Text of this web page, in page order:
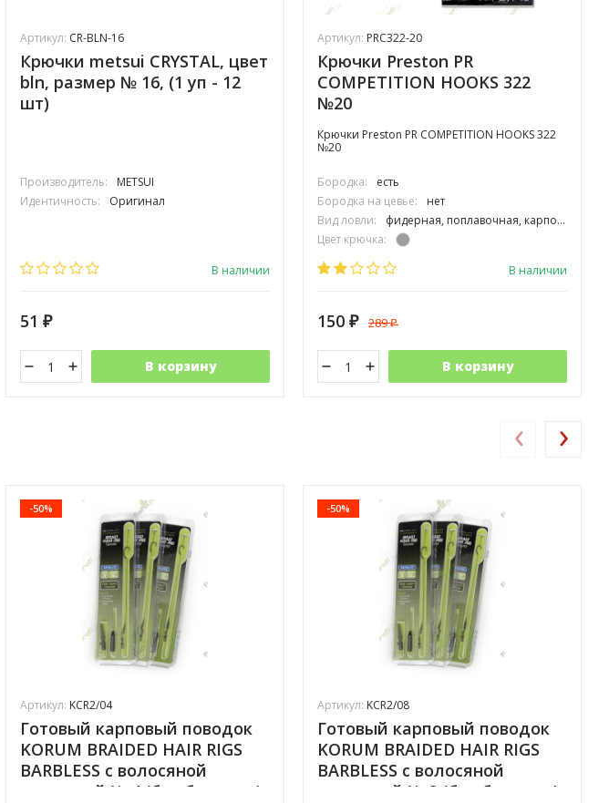
Артикул: CR-BLN-16
Крючки metsui CRYSTAL, цвет
bln, размер № 16, (1 уп - 12
шт)
Производитель:
METSUI
Идентичность:
Оригинал
В наличии
51 ₽
В корзину
Артикул: PRC322-20
Крючки Preston PR
COMPETITION HOOKS 322
№20
Крючки Preston PR COMPETITION HOOKS 322
№20
Бородка:
есть
Бородка на цевье:
нет
Вид ловли:
фидерная, поплавочная, карповая
Цвет крючка:
Тип крючка:
В наличии
150 ₽ 289₽
В корзину
-50%
Артикул: KCR2/04
Готовый карповый поводок
KORUM BRAIDED HAIR RIGS
BARBLESS с волосяной
оснасткой № 4 (без бородки)
-50%
Артикул: KCR2/08
Готовый карповый поводок
KORUM BRAIDED HAIR RIGS
BARBLESS с волосяной
оснасткой № 8 (без бородки)
‹ ›